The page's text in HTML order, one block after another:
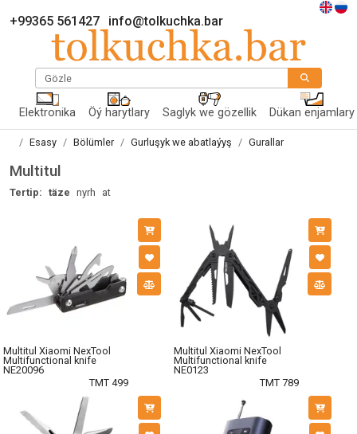
+99365 561427 info@tolkuchka.bar
Gözle
Elektronika Öý harytlary Saglyk we gözellik Dükan enjamlary
Esasy Bölümler Gurluşyk we abatlaýyş Gurallar
Multitul
Tertip: täze nyrh at
Multitul Xiaomi NexTool
Multifunctional knife
NE20096
TMT 499
Multitul Xiaomi NexTool
Multifunctional knife
NE0123
TMT 789